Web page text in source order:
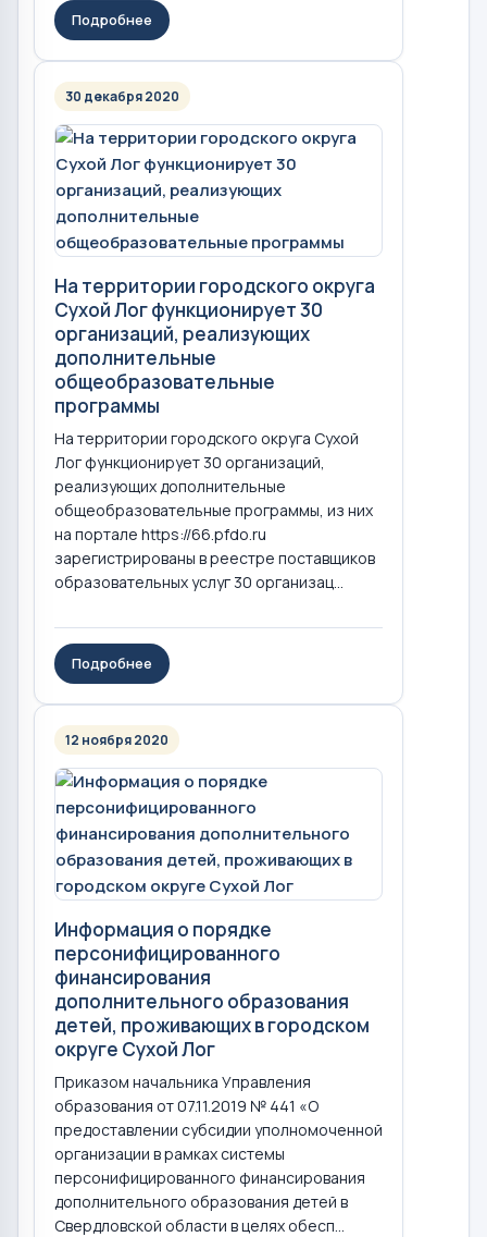
Подробнее
30 декабря 2020
На территории городского округа
Сухой Лог функционирует 30
организаций, реализующих
дополнительные
общеобразовательные
программы
На территории городского округа Сухой
Лог функционирует 30 организаций,
реализующих дополнительные
общеобразовательные программы, из них
на портале https://66.pfdo.ru
зарегистрированы в реестре поставщиков
образовательных услуг 30 организац...
Подробнее
12 ноября 2020
Информация о порядке
персонифицированного
финансирования
дополнительного образования
детей, проживающих в городском
округе Сухой Лог
Приказом начальника Управления
образования от 07.11.2019 № 441 «О
предоставлении субсидии уполномоченной
организации в рамках системы
персонифицированного финансирования
дополнительного образования детей в
Свердловской области в целях обесп...